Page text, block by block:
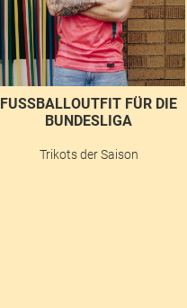
FUSSBALLOUTFIT FÜR DIE B
UNDESLIGA
Trikots der Saison